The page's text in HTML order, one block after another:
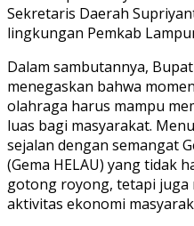
Sekretaris Daerah
lingkungan Pemkab
Dalam sambutannya,
menegaskan bahwa
olahraga harus mampu
luas bagi masyarakat.
sejalan dengan semangat
(Gema HELAU) yang tidak
gotong royong, tetapi
aktivitas ekonomi